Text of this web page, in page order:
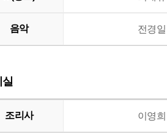
음악 전경일
실
조리사 이영희